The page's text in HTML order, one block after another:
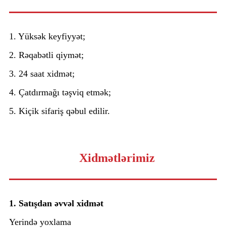
1. Yüksək keyfiyyət;
2. Rəqabətli qiymət;
3. 24 saat xidmət;
4. Çatdırmağı təşviq etmək;
5. Kiçik sifariş qəbul edilir.
Xidmətlərimiz
1. Satışdan əvvəl xidmət
Yerində yoxlama